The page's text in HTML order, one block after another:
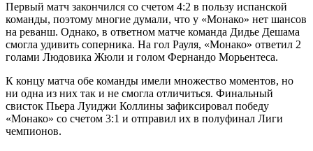
Первый матч закончился со счетом 4:2 в пользу испанской
команды, поэтому многие думали, что у «Монако» нет шансов
на реванш. Однако, в ответном матче команда Дидье Дешама
смогла удивить соперника. На гол Рауля, «Монако» ответил 2
голами Людовика Жюли и голом Фернандо Морьентеса.
К концу матча обе команды имели множество моментов, но
ни одна из них так и не смогла отличиться. Финальный
свисток Пьера Луиджи Коллины зафиксировал победу
«Монако» со счетом 3:1 и отправил их в полуфинал Лиги
чемпионов.